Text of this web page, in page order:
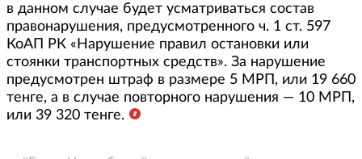
в данном случае будет усматриваться состав
правонарушения, предусмотренного ч. 1 ст. 597
КоАП РК «Нарушение правил остановки или
стоянки транспортных средств». За нарушение
предусмотрен штраф в размере 5 МРП, или 19 660
тенге, а в случае повторного нарушения — 10 МРП,
или 39 320 тенге.